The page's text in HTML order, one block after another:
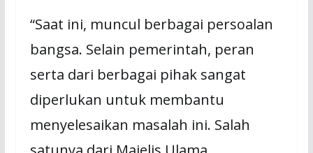
“Saat ini, muncul berbagai persoalan
bangsa. Selain pemerintah, peran
serta dari berbagai pihak sangat
diperlukan untuk membantu
menyelesaikan masalah ini. Salah